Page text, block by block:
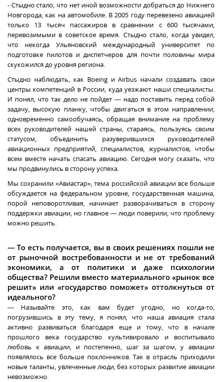
- Стыдно стало, что нет иной возможности добраться до Нижнего
Новгорода, как на автомобиле. В 2005 году перевезено авиацией
только 13 тысяч пассажиров в сравнении с 600 тысячами,
перевозимыми в советское время. Стыдно стало, когда увидел,
что некогда Ульяновский международный университет по
подготовке пилотов и диспетчеров для почти половины мира
скукожился до уровня региона.
Стыдно наблюдать, как Boeing и Airbus начали создавать свои
центры компетенций в России, куда уезжают наши специалисты.
И понял, что так дело не пойдет — надо поставить перед собой
задачу, высокую планку, чтобы двигаться в этом направлении,
одновременно самообучаясь, обращая внимание на проблему
всех руководителей нашей страны, стараясь, пользуясь своим
статусом, объединить разуверившихся руководителей
авиационных предприятий, специалистов, журналистов, чтобы
всем вместе начать спасать авиацию. Сегодня могу сказать, что
мы продвинулись в сторону успеха.
Мы сохранили «Авиастар», тема российской авиации все больше
обсуждается на федеральном уровне, государственная машина,
порой неповоротливая, начинает разворачиваться в сторону
поддержки авиации, но главное — люди поверили, что проблему
можно решить.
— То есть получается, вы в своих решениях пошли не
от рыночной востребованности и не от требований
экономики, а от политики и даже психологии
общества? Решили вместо материального «рынок все
решит» или «государство поможет» оттолкнуться от
идеального?
— Называйте это, как вам будет угодно, но когда-то,
погрузившись в эту тему, я понял, что наша авиация стала
активно развиваться благодаря еще и тому, что в начале
прошлого века государство культивировало и воспитывало
любовь к авиации, и постепенно, шаг за шагом, у авиации
появлялось все больше поклонников. Так в отрасль приходили
новые таланты, увлеченные люди, без которых развитие авиации
невозможно.